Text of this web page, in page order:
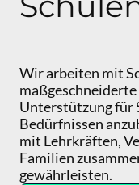
Wir arbeiten mit
Unterstützung für
Bedürfnissen
mit Lehrkräften,
Familien
gewährleisten.